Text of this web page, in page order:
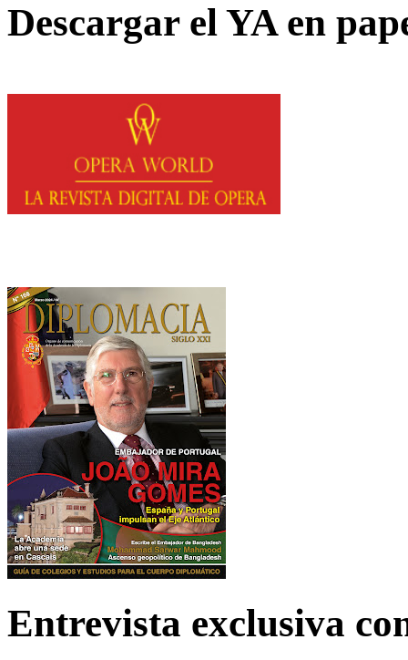
Descargar el YA en
Entrevista exclusiva